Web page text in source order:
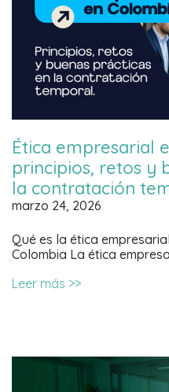
Ética empresarial
principios, retos y
la contratación
marzo 24, 2026
Qué es la ética
Colombia La ética
Leer más >>